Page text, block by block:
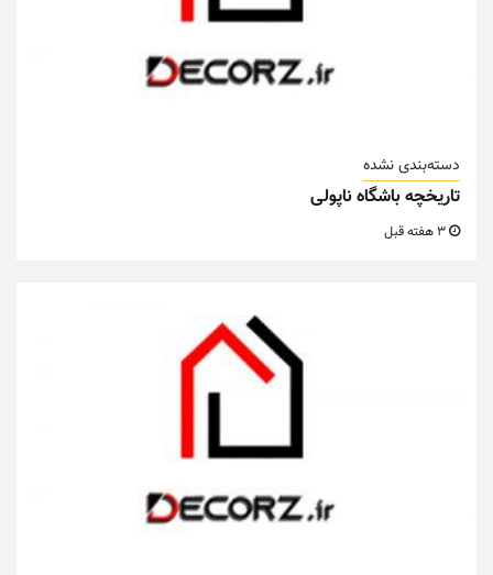
دسته‌بندی نشده
تاریخچه باشگاه ناپولی